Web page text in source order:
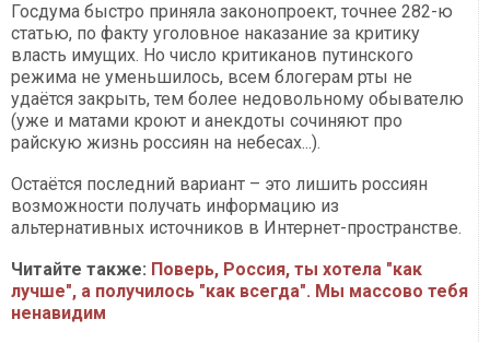
Госдума быстро приняла законопроект, точнее 282-ю
статью, по факту уголовное наказание за критику
власть имущих. Но число критиканов путинского
режима не уменьшилось, всем блогерам рты не
удаётся закрыть, тем более недовольному обывателю
(уже и матами кроют и анекдоты сочиняют про
райскую жизнь россиян на небесах...).
Остаётся последний вариант – это лишить россиян
возможности получать информацию из
альтернативных источников в Интернет-пространстве.
Читайте также: Поверь, Россия, ты хотела "как
лучше", а получилось "как всегда". Мы массово тебя
ненавидим